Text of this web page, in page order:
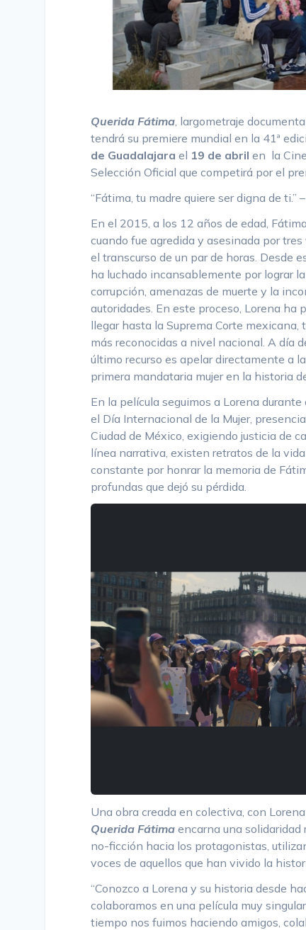
Querida Fátima, largometraje
tendrá su premiere mundial en la 41ª
de Guadalajara el 19 de abril en la
Selección Oficial que competirá por el
“Fátima, tu madre quiere ser digna de ti.”
En el 2015, a los 12 años de edad,
cuando fue agredida y asesinada por
el transcurso de un par de horas. Desde
ha luchado incansablemente por lograr
corrupción, amenazas de muerte y la
autoridades. En este proceso, Lorena ha
llegar hasta la Suprema Corte
más reconocidas a nivel nacional. A día
último recurso es apelar directamente a
primera mandataria mujer en la historia
En la película seguimos a Lorena
el Día Internacional de la Mujer,
Ciudad de México, exigiendo justicia de
línea narrativa, existen retratos de la
constante por honrar la memoria de
profundas que dejó su pérdida.
Una obra creada en colectiva, con
Querida Fátima encarna una solidaridad
no-ficción hacia los protagonistas,
voces de aquellos que han vivido la
“Conozco a Lorena y su historia desde
colaboramos en una película muy
tiempo nos fuimos haciendo amigos,